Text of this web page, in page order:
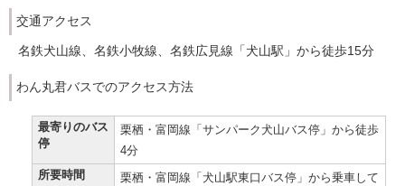
交通アクセス
名鉄犬山線、名鉄小牧線、名鉄広見線「犬山駅」から徒歩15分
わん丸君バスでのアクセス方法
最寄りのバス
停
栗栖・富岡線「サンパーク犬山バス停」から徒歩
4分
所要時間
栗栖・富岡線「犬山駅東口バス停」から乗車して